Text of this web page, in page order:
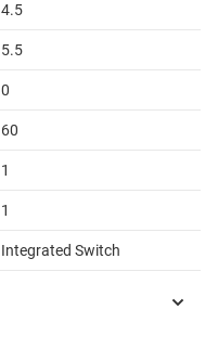
4.5
5.5
0
60
1
1
Integrated Switch